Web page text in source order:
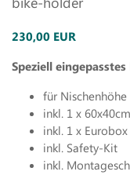
230,00 EUR
Speziell
für Nischenhöhe
inkl. 1 x
inkl. 1 x
inkl. Safety-Kit
inkl.